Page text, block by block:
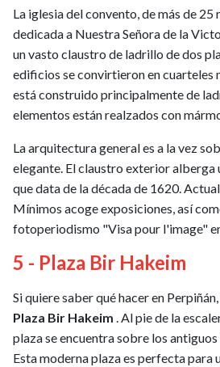
La iglesia del convento, de más de
dedicada a Nuestra Señora de la
un vasto claustro de ladrillo de dos
edificios se convirtieron en cuarteles
está construido principalmente de
elementos están realzados con
La arquitectura general es a la vez
elegante. El claustro exterior alberga
que data de la década de 1620.
Mínimos acoge exposiciones, así
fotoperiodismo "Visa pour l'image"
5 - Plaza Bir Hakeim
Si quiere saber qué hacer en
Plaza Bir Hakeim . Al pie de la
plaza se encuentra sobre los antiguos
Esta moderna plaza es perfecta para